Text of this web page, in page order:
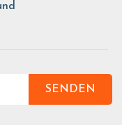
SENDEN